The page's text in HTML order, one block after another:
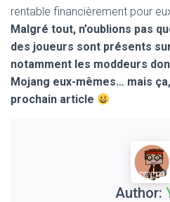
rentable financièrement pour
Malgré tout, n’oublions pas
des joueurs sont présents
notamment les moddeurs
Mojang eux-mêmes… mais
prochain article
Author: